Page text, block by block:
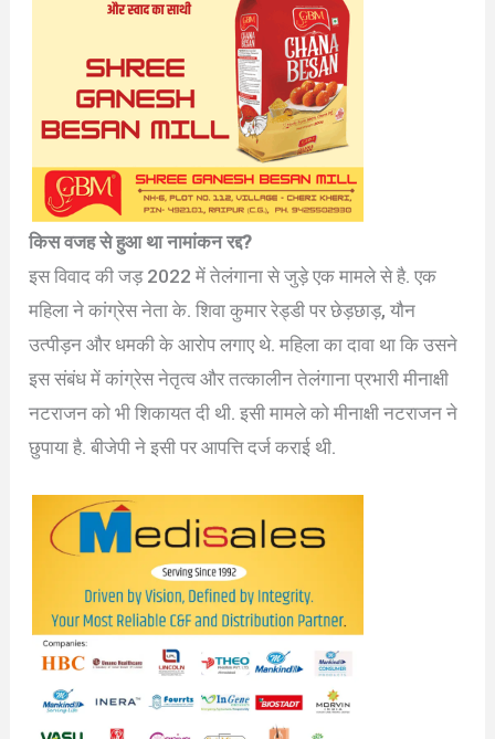
किस वजह से हुआ था नामांकन रद्द?
इस विवाद की जड़ 2022 में तेलंगाना से जुड़े एक मामले से है. एक
महिला ने कांग्रेस नेता के. शिवा कुमार रेड्डी पर छेड़छाड़, यौन
उत्पीड़न और धमकी के आरोप लगाए थे. महिला का दावा था कि उसने
इस संबंध में कांग्रेस नेतृत्व और तत्कालीन तेलंगाना प्रभारी मीनाक्षी
नटराजन को भी शिकायत दी थी. इसी मामले को मीनाक्षी नटराजन ने
छुपाया है. बीजेपी ने इसी पर आपत्ति दर्ज कराई थी.